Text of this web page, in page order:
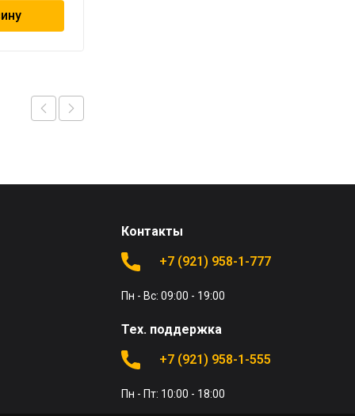
Контакты
+7 (921) 958-1-777
Пн - Вс: 09:00 - 19:00
Тех. поддержка
+7 (921) 958-1-555
Пн - Пт: 10:00 - 18:00